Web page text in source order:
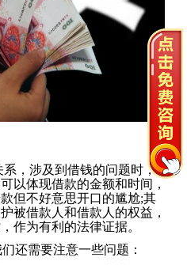
，涉及到借钱的问题时，一
以体现借款的金额和时间，
但不好意思开口的尴尬;其
被借款人和借款人的权益，
作为有利的法律证据。
需要注意一些问题：